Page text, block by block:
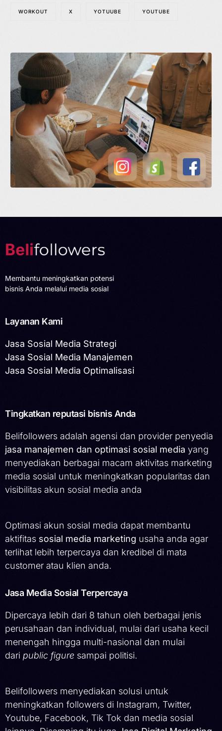
WORKOUT X YOTUUBE YOUTUBE
Membantu meningkatkan potensi
bisnis Anda melalui media sosial
Layanan Kami
Jasa Sosial Media Strategi
Jasa Sosial Media Manajemen
Jasa Sosial Media Optimalisasi
Tingkatkan reputasi bisnis Anda
Belifollowers adalah agensi dan provider penyedia
jasa manajemen dan optimasi sosial media yang
menyediakan berbagai macam aktivitas marketing
media sosial untuk meningkatkan popularitas dan
visibilitas akun sosial media anda
Optimasi akun sosial media dapat membantu
aktifitas sosial media marketing usaha anda agar
terlihat lebih terpercaya dan kredibel di mata
customer atau klien anda.
Jasa Media Sosial Terpercaya
Dipercaya lebih dari 8 tahun oleh berbagai jenis
perusahaan dan individual, mulai dari usaha kecil
menengah hingga multi-nasional dan mulai
dari public figure sampai politisi.
Belifollowers menyediakan solusi untuk
meningkatkan followers di Instagram, Twitter,
Youtube, Facebook, Tik Tok dan media sosial